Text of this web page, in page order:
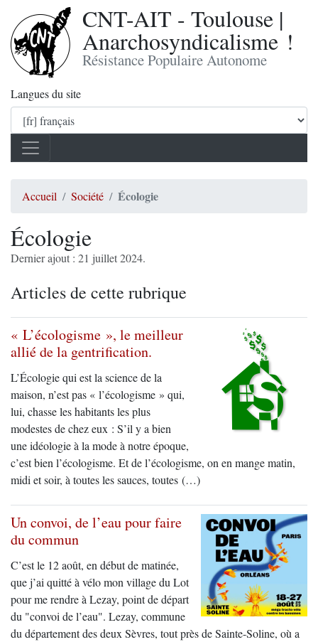
CNT-AIT - Toulouse |
Anarchosyndicalisme !
Résistance Populaire Autonome
Langues du site
Accueil Société Écologie
Écologie
Dernier ajout : 21 juillet 2024.
Articles de cette rubrique
« L’écologisme », le meilleur
allié de la gentrification.
L’Écologie qui est la science de la
maison, n’est pas « l’écologisme » qui,
lui, chasse les habitants les plus
modestes de chez eux : S’il y a bien
une idéologie à la mode à notre époque,
c’est bien l’écologisme. Et de l’écologisme, on en mange matin,
midi et soir, à toutes les sauces, toutes (…)
Un convoi, de l’eau pour faire
du commun
C’est le 12 août, en début de matinée,
que j’ai quitté à vélo mon village du Lot
pour me rendre à Lezay, point de départ
du "convoi de l’eau". Lezay, commune
du département des deux Sèvres, tout près de Sainte-Soline, où a